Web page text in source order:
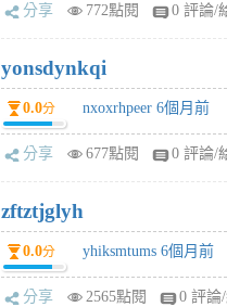
分享 772點閱 0 評論/
yonsdynkqi
0.0分 nxoxrhpeer 6個月前
分享 677點閱 0 評論/
zftztjglyh
0.0分 yhiksmtums 6個月前
分享 2565點閱 0 評論